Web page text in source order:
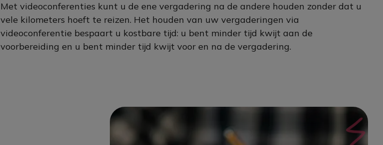
Met videoconferenties kunt u de ene vergadering na de andere houden zonder dat u
vele kilometers hoeft te reizen. Het houden van uw vergaderingen via
videoconferentie bespaart u kostbare tijd: u bent minder tijd kwijt aan de
voorbereiding en u bent minder tijd kwijt voor en na de vergadering.